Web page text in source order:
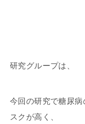
研究グループは、
今回の研究で糖尿病
スクが高く、